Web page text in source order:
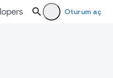
Oturum aç